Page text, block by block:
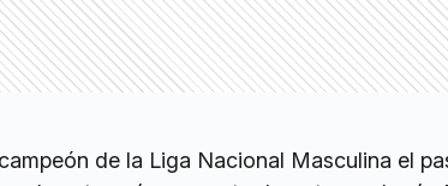
de la Liga Nacional Masculina el